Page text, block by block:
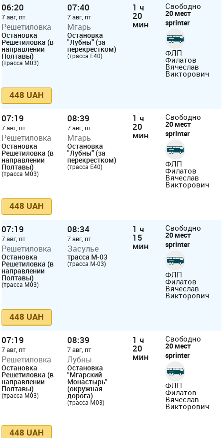
06:20
7 авг, пт
Решетиловка
Остановка
Решетиловка (в
направлении
Полтавы)
(трасса М03)
07:40
7 авг, пт
Мгарь
Остановка
"Лубны" (за
перекрестком)
(трасса E40)
1 ч
20
мин
Свободно
20 мест
sprinter
ФЛП
Филатов
Вячеслав
Викторович
448 UAH
07:19
7 авг, пт
Решетиловка
Остановка
Решетиловка (в
направлении
Полтавы)
(трасса М03)
08:39
7 авг, пт
Мгарь
Остановка
"Лубны" (за
перекрестком)
(трасса E40)
1 ч
20
мин
Свободно
20 мест
sprinter
ФЛП
Филатов
Вячеслав
Викторович
448 UAH
07:19
7 авг, пт
Решетиловка
Остановка
Решетиловка (в
направлении
Полтавы)
(трасса М03)
08:34
7 авг, пт
Засулье
трасса М-03
(трасса М-03)
1 ч
15
мин
Свободно
20 мест
sprinter
ФЛП
Филатов
Вячеслав
Викторович
448 UAH
07:19
7 авг, пт
Решетиловка
Остановка
Решетиловка (в
направлении
Полтавы)
(трасса М03)
08:39
7 авг, пт
Лубны
Остановка
"Мгарский
Монастырь"
(окружная
дорога)
(трасса М03)
1 ч
20
мин
Свободно
20 мест
sprinter
ФЛП
Филатов
Вячеслав
Викторович
448 UAH